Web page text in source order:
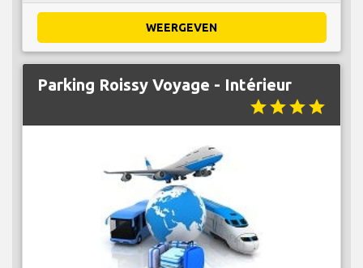
WEERGEVEN
Parking Roissy Voyage - Intérieur
starstarstarstar